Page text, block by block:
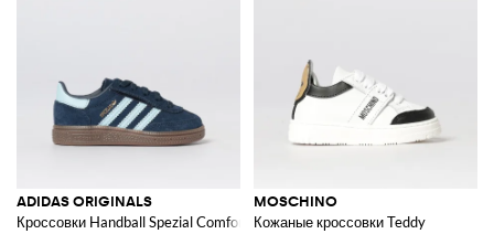
ADIDAS ORIGINALS
Кроссовки Handball Spezial Comfort Closure из замши
MOSCHINO
Кожаные кроссовки Teddy